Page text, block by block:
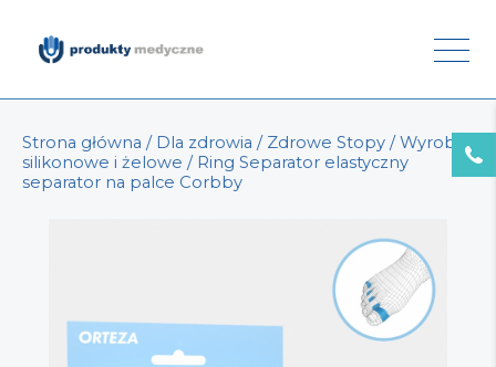
Strona główna / Dla zdrowia / Zdrowe Stopy /Wyroby
silikonowe i żelowe / Ring Separator elastyczny
separator na palce Corbby